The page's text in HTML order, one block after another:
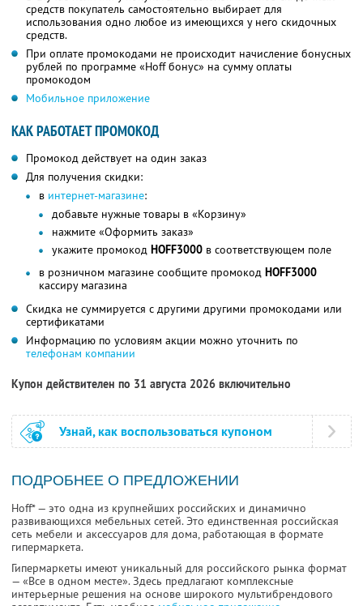
средств покупатель самостоятельно выбирает для
использования одно любое из имеющихся у него скидочных
средств.
При оплате промокодами не происходит начисление бонусных
рублей по программе «Hoff бонус» на сумму оплаты
промокодом
Мобильное приложение
КАК РАБОТАЕТ ПРОМОКОД
Промокод действует на один заказ
Для получения скидки:
в интернет-магазине:
добавьте нужные товары в «Корзину»
нажмите «Оформить заказ»
укажите промокод HOFF3000 в соответствующем поле
в розничном магазине сообщите промокод HOFF3000
кассиру магазина
Скидка не суммируется с другими другими промокодами или
сертификатами
Информацию по условиям акции можно уточнить по
телефонам компании
Купон действителен по 31 августа 2026 включительно
Узнай, как воспользоваться купоном
ПОДРОБНЕЕ О ПРЕДЛОЖЕНИИ
Hoff* — это одна из крупнейших российских и динамично
развивающихся мебельных сетей. Это единственная российская
сеть мебели и аксессуаров для дома, работающая в формате
гипермаркета.
Гипермаркеты имеют уникальный для российского рынка формат
— «Все в одном месте». Здесь предлагают комплексные
интерьерные решения на основе широкого мультибрендового